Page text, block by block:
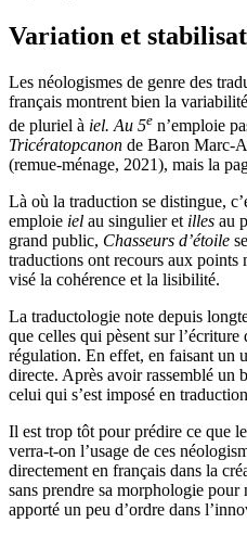
Variation et
Les néologismes de genre des
français montrent bien la
de pluriel à iel. Au 5e n’emploie
Tricératopcanon de Baron Marc-
(remue-ménage, 2021), mais la
Là où la traduction se distingue,
emploie iel au singulier et illes au
grand public, Chasseurs d’étoile
traductions ont recours aux points
visé la cohérence et la lisibilité.
La traductologie note depuis
que celles qui pèsent sur
régulation. En effet, en faisant un
directe. Après avoir rassemblé un
celui qui s’est imposé en
Il est trop tôt pour prédire ce que
verra-t-on l’usage de ces
directement en français dans la
sans prendre sa morphologie
apporté un peu d’ordre dans